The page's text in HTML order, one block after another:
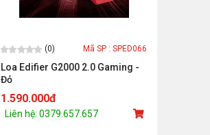
(0) Mã SP : SPED066
Loa Edifier G2000 2.0 Gaming -
Đỏ
1.590.000đ
Liên hệ: 0379.657.657